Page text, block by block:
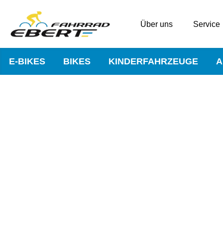
Über uns Service
E-BIKES BIKES KINDERFAHRZEUGE